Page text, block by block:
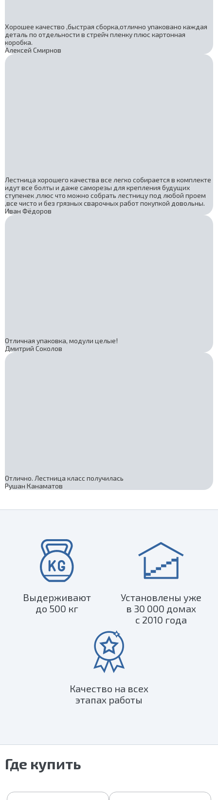
Хорошее качество ,быстрая сборка,отлично упаковано каждая
деталь по отдельности в стрейч пленку плюс картонная
коробка.
Алексей Смирнов
Лестница хорошего качества все легко собирается в комплекте
идут все болты и даже саморезы для крепления будущих
ступенек ,плюс что можно собрать лестницу под любой проем
,все чисто и без грязных сварочных работ покупкой довольны.
Иван Фёдоров
Отличная упаковка, модули целые!
Дмитрий Соколов
Отлично. Лестница класс получилась
Рушан Канаматов
Выдерживают
до 500 кг
Установлены уже
в 30 000 домах
с 2010 года
Качество на всех
этапах работы
Где купить